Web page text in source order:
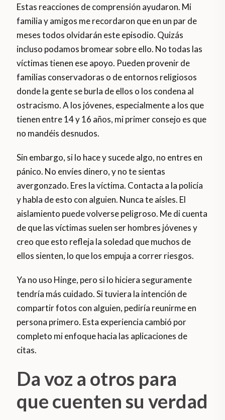
Estas reacciones de comprensión ayudaron. Mi
familia y amigos me recordaron que en un par de
meses todos olvidarán este episodio. Quizás
incluso podamos bromear sobre ello. No todas las
víctimas tienen ese apoyo. Pueden provenir de
familias conservadoras o de entornos religiosos
donde la gente se burla de ellos o los condena al
ostracismo. A los jóvenes, especialmente a los que
tienen entre 14 y 16 años, mi primer consejo es que
no mandéis desnudos.
Sin embargo, si lo hace y sucede algo, no entres en
pánico. No envíes dinero, y no te sientas
avergonzado. Eres la víctima. Contacta a la policía
y habla de esto con alguien. Nunca te aísles. El
aislamiento puede volverse peligroso. Me di cuenta
de que las víctimas suelen ser hombres jóvenes y
creo que esto refleja la soledad que muchos de
ellos sienten, lo que los empuja a correr riesgos.
Ya no uso Hinge, pero si lo hiciera seguramente
tendría más cuidado. Si tuviera la intención de
compartir fotos con alguien, pediría reunirme en
persona primero. Esta experiencia cambió por
completo mi enfoque hacia las aplicaciones de
citas.
Da voz a otros para
que cuenten su verdad